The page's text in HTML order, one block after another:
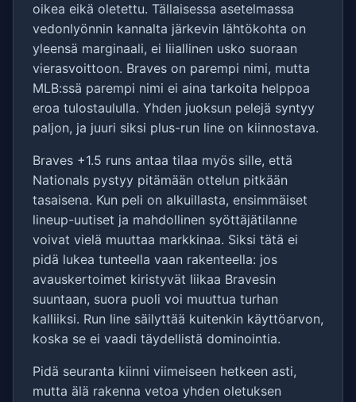
oikea eikä oletettu. Tällaisessa asetelmassa
vedonlyönnin kannalta järkevin lähtökohta on
yleensä marginaali, ei liiallinen usko suoraan
vierasvoittoon. Braves on parempi nimi, mutta
MLB:ssä parempi nimi ei aina tarkoita helppoa
eroa tulostaululla. Yhden juoksun pelejä syntyy
paljon, ja juuri siksi plus-run line on kiinnostava.
Braves +1.5 runs antaa tilaa myös sille, että
Nationals pystyy pitämään ottelun pitkään
tasaisena. Kun peli on alkuillasta, ensimmäiset
lineup-uutiset ja mahdollinen syöttäjätilanne
voivat vielä muuttaa markkinaa. Siksi tätä ei
pidä lukea tunteella vaan rakenteella: jos
avauskertoimet kiristyvät liikaa Bravesin
suuntaan, suora puoli voi muuttua turhan
kalliiksi. Run line säilyttää kuitenkin käyttöarvon,
koska se ei vaadi täydellistä dominointia.
Pidä seuranta kiinni viimeiseen hetkeen asti,
mutta älä rakenna vetoa yhden oletuksen